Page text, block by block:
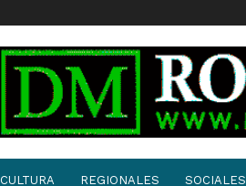
CULTURA REGIONALES SOCIALES